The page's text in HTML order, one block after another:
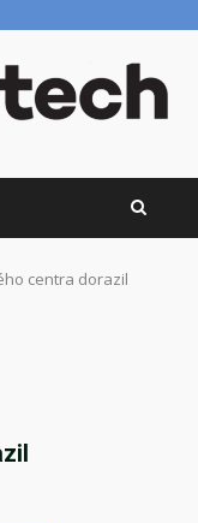
centra dorazil